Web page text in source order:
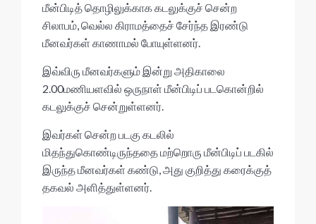
p
o
k
e
r
le
r
r
e
a
d
s
h
a
r
e
மீன்பிடித் தொழிலுக்காக கடலுக்குச் சென்ற
சிலாபம், வெல்ல கிராமத்தைச் சேர்ந்த இரண்டு
மீனவர்கள் காணாமல் போயுள்ளனர்.
இவ்விரு மீனவர்களும் இன்று அதிகாலை
2.00மணியளவில் ஒருநாள் மீன்பிடிப் படகொன்றில்
கடலுக்குச் சென்றுள்ளனர்.
இவர்கள் சென்ற படகு கடலில்
மிதந்துகொண்டிருந்ததை மற்றொரு மீன்பிடிப் படகில்
இருந்த மீனவர்கள் கண்டு, அது குறித்து கரைக்குத்
தகவல் அளித்துள்ளனர்.